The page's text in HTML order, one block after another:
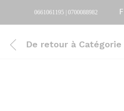
0661061195 | 0700088982
De retour à Catégorie